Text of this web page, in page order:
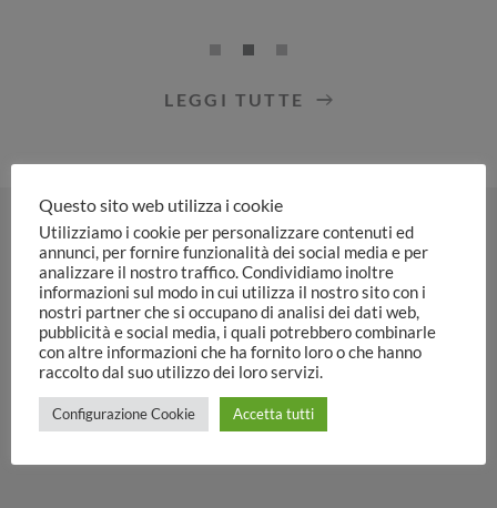
LEGGI TUTTE
ESPERIENZE DI GUSTO
La Cucina
Un viaggio tra sapori e tradizioni della nostra
terra
Questo sito web utilizza i cookie
Utilizziamo i cookie per personalizzare contenuti ed
annunci, per fornire funzionalità dei social media e per
analizzare il nostro traffico. Condividiamo inoltre
informazioni sul modo in cui utilizza il nostro sito con i
nostri partner che si occupano di analisi dei dati web,
pubblicità e social media, i quali potrebbero combinarle
con altre informazioni che ha fornito loro o che hanno
raccolto dal suo utilizzo dei loro servizi.
Configurazione Cookie Accetta tutti